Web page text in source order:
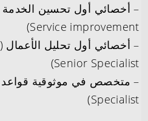
Service improvement)
Senior Specialist)
Specialist)